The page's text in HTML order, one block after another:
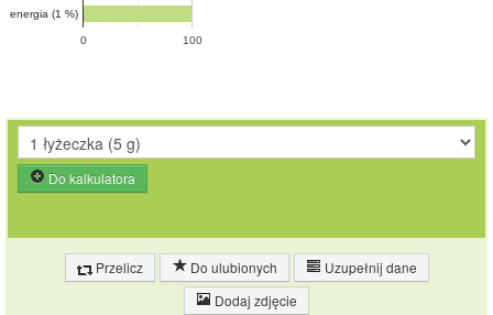
0 100
energia (1 %)
Do kalkulatora
Przelicz Do ulubionych
Uzupełnij dane
Dodaj zdjęcie